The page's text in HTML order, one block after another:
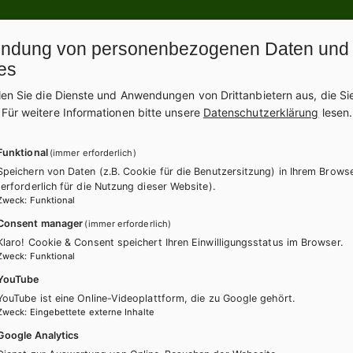
ZUM ONLINE ZUSATZMATERIAL
Bände dieser
von personenbezogenen Daten und
Sie die Dienste und Anwendungen von Drittanbietern aus, die
Für weitere Informationen bitte unsere Datenschutzerklärung lesen.
(immer erforderlich)
von Daten (z.B. Cookie für die Benutzersitzung) in Ihrem
für die Nutzung dieser Website).
: Funktional
manager (immer erforderlich)
Cookie & Consent speichert Ihren Einwilligungsstatus im Browser.
: Funktional
ist eine Online-Videoplattform, die zu Google gehört.
: Eingebettete externe Inhalte
Analytics